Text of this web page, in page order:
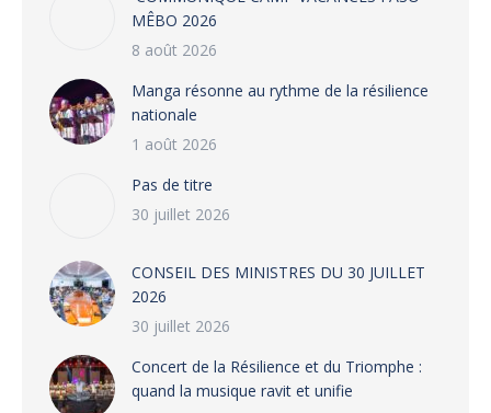
MÊBO 2026
8 août 2026
Manga résonne au rythme de la résilience
nationale
1 août 2026
Pas de titre
30 juillet 2026
CONSEIL DES MINISTRES DU 30 JUILLET
2026
30 juillet 2026
‎​Concert de la Résilience et du Triomphe :
quand la musique ravit et unifie